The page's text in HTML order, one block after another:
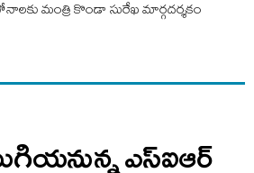
మంత్రి కొండా సురేఖ మార్గదర్శకం
ఎస్‌ఐఆర్